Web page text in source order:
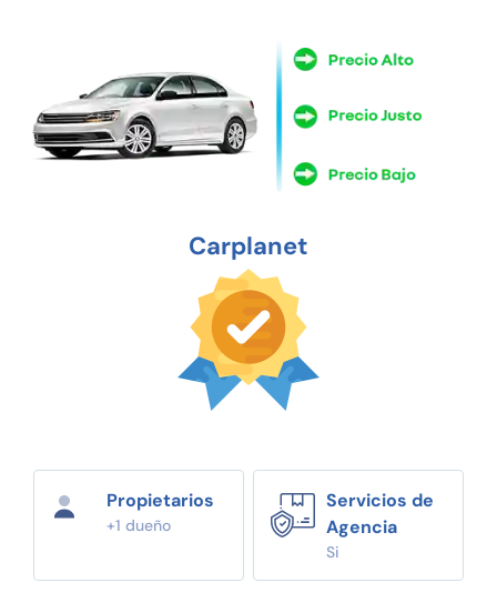
Carplanet
Propietarios
+1 dueño
Servicios de
Agencia
Si